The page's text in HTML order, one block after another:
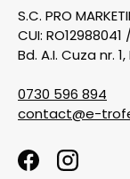
S.C. PRO
CUI:
Bd. A.I. Cuza nr.
0730 596 894
contact@e-
FacebookInstagram